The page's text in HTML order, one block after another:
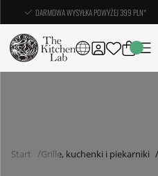
DARMOWA WYSYŁKA POWYŻEJ 399 PLN*
Start Grille, kuchenki i piekarniki